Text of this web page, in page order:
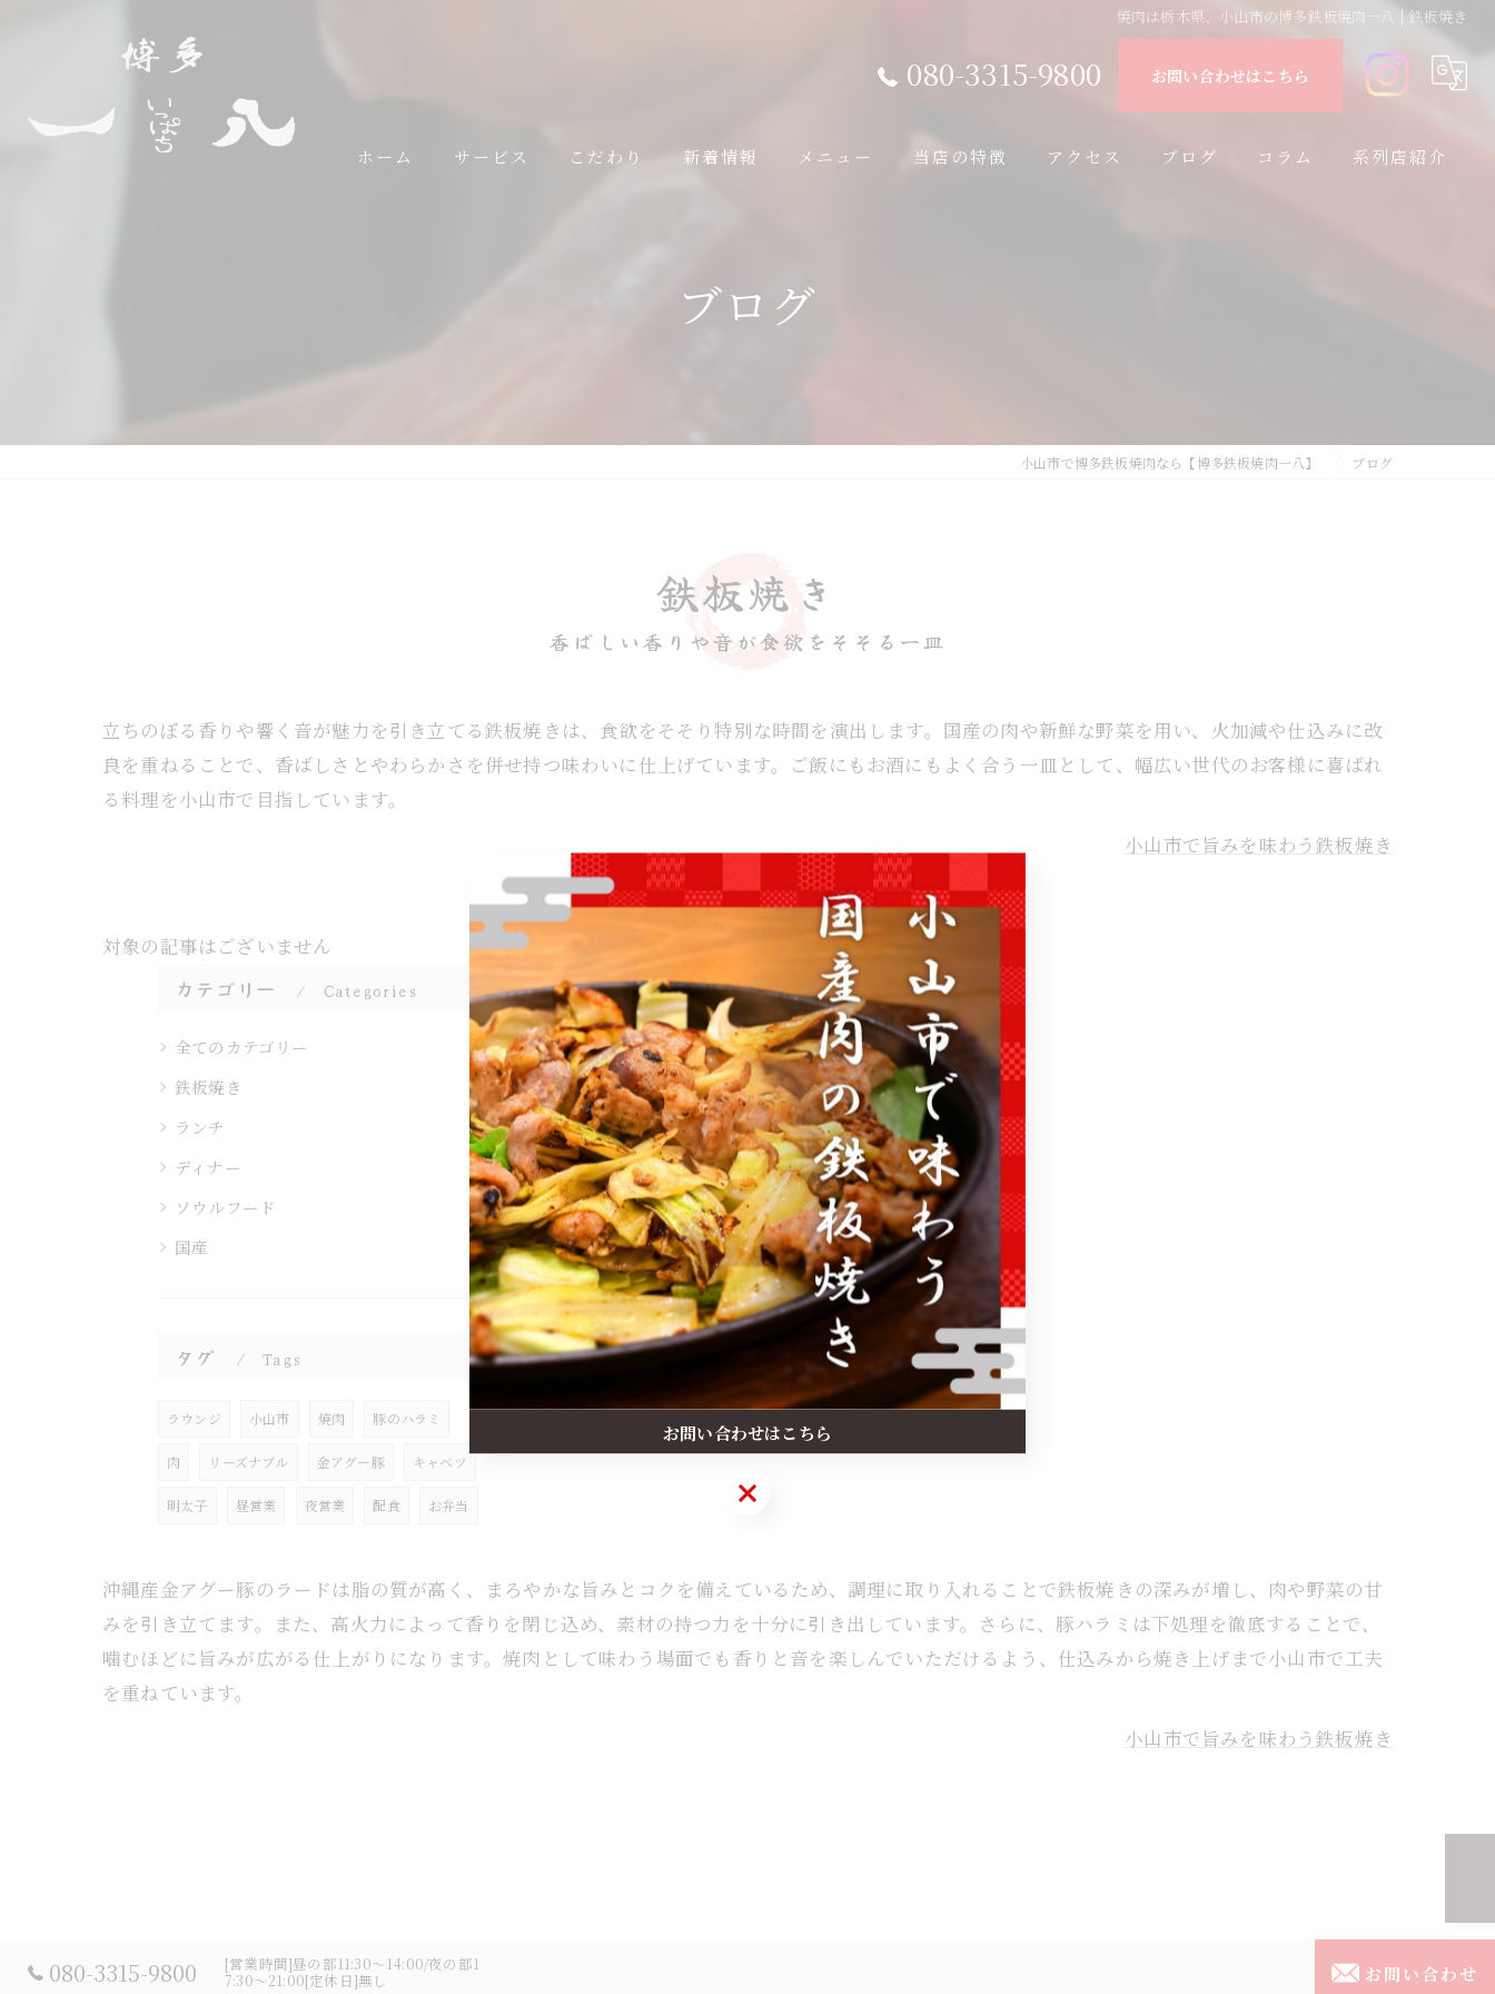
焼肉は栃木県、小山市の博多鉄板焼肉一八 | 鉄板焼き
080-3315-9800 お問い合わせはこちら
ホーム サービス こだわり 新着情報 メニュー 当店の特徴
国産
アクセス ブログ コラム 系列店紹介
ブログ
小山市で博多鉄板焼肉なら【博多鉄板焼肉一八】 ブログ
鉄板焼き
香ばしい香りや音が食欲をそそる一皿
立ちのぼる香りや響く音が魅力を引き立てる鉄板焼きは、食欲をそそり特別な時間を演出します。国産の肉や新鮮な野菜を用い、火加減や仕込みに改
良を重ねることで、香ばしさとやわらかさを併せ持つ味わいに仕上げています。ご飯にもお酒にもよく合う一皿として、幅広い世代のお客様に喜ばれ
る料理を小山市で目指しています。
小山市で旨みを味わう鉄板焼き
対象の記事はございません
カテゴリー Categories
全てのカテゴリー
鉄板焼き
ランチ
ディナー
ソウルフード
国産
タグ Tags
ラウンジ 小山市 焼肉 豚のハラミ
肉 リーズナブル 金アグー豚 キャベツ
明太子 昼営業 夜営業 配食 お弁当
沖縄産金アグー豚のラードは脂の質が高く、まろやかな旨みとコクを備えているため、調理に取り入れることで鉄板焼きの深みが増し、肉や野菜の甘
みを引き立てます。また、高火力によって香りを閉じ込め、素材の持つ力を十分に引き出しています。さらに、豚ハラミは下処理を徹底することで、
噛むほどに旨みが広がる仕上がりになります。焼肉として味わう場面でも香りと音を楽しんでいただけるよう、仕込みから焼き上げまで小山市で工夫
を重ねています。
小山市で旨みを味わう鉄板焼き
080-3315-9800
[営業時間]昼の部11:30～14:00/夜の部1
7:30～21:00[定休日]無し
お問い合わせ
お問い合わせはこちら
お問い合わせはこちら